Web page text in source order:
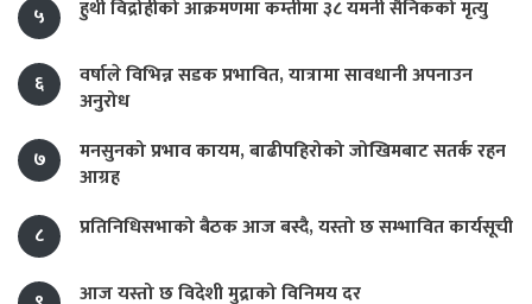
५
हुथी विद्रोहीको आक्रमणमा कम्तीमा ३८ यमनी सैनिकको मृत्यु
६
वर्षाले विभिन्न सडक प्रभावित, यात्रामा सावधानी अपनाउन
अनुरोध
७
मनसुनको प्रभाव कायम, बाढीपहिरोको जोखिमबाट सतर्क रहन
आग्रह
८
प्रतिनिधिसभाको बैठक आज बस्दै, यस्तो छ सम्भावित कार्यसूची
आज यस्तो छ विदेशी मुद्राको विनिमय दर